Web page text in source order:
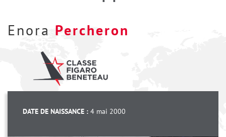
Enora Percheron
DATE DE NAISSANCE : 4 mai 2000